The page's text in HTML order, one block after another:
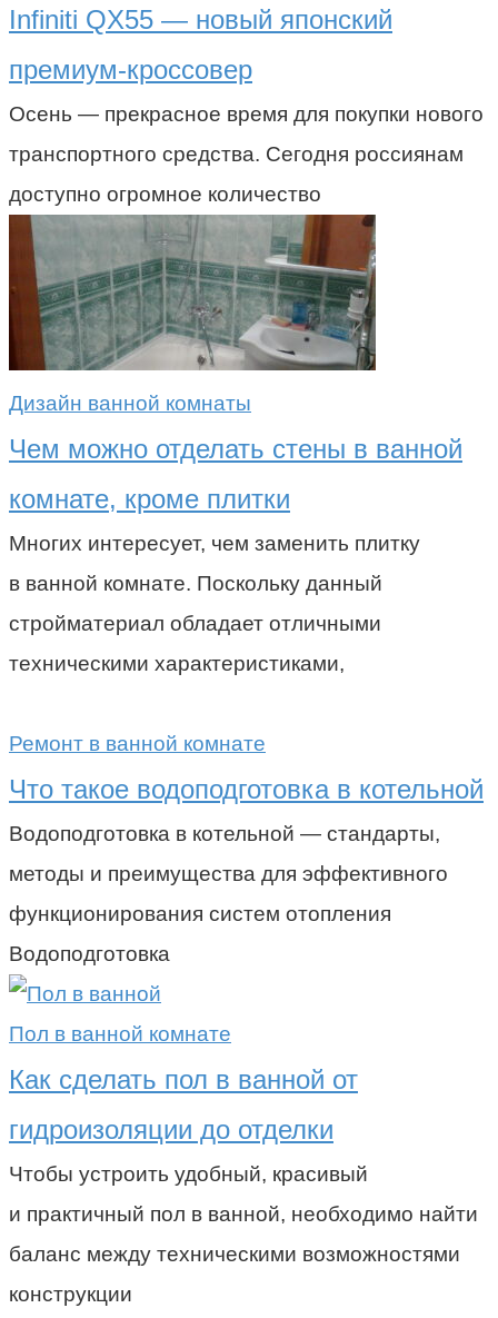
Infiniti QX55 — новый японский
премиум-кроссовер
Осень — прекрасное время для покупки нового
транспортного средства. Сегодня россиянам
доступно огромное количество
Дизайн ванной комнаты
Чем можно отделать стены в ванной
комнате, кроме плитки
Многих интересует, чем заменить плитку
в ванной комнате. Поскольку данный
стройматериал обладает отличными
техническими характеристиками,
Ремонт в ванной комнате
Что такое водоподготовка в котельной
Водоподготовка в котельной — стандарты,
методы и преимущества для эффективного
функционирования систем отопления
Водоподготовка
Пол в ванной комнате
Как сделать пол в ванной от
гидроизоляции до отделки
Чтобы устроить удобный, красивый
и практичный пол в ванной, необходимо найти
баланс между техническими возможностями
конструкции